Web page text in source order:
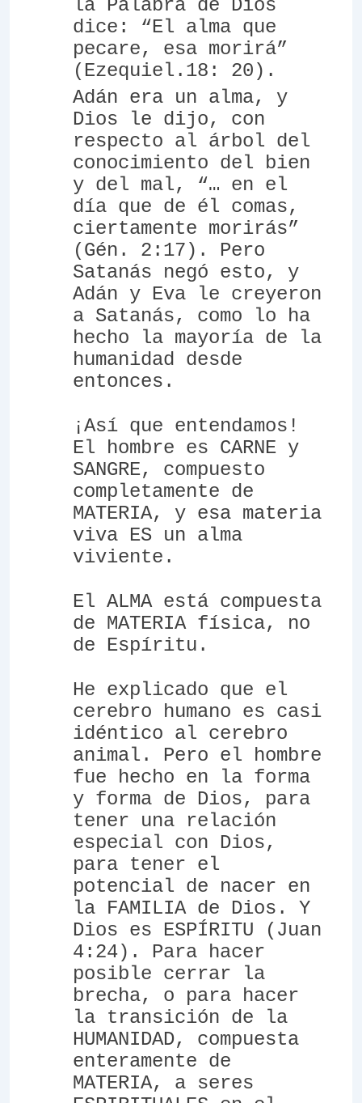
la Palabra de Dios
dice: “El alma que
pecare, esa morirá”
(Ezequiel.18: 20).
Adán era un alma, y
Dios le dijo, con
respecto al árbol del
conocimiento del bien
y del mal, “… en el
día que de él comas,
ciertamente morirás”
(Gén. 2:17). Pero
Satanás negó esto, y
Adán y Eva le creyeron
a Satanás, como lo ha
hecho la mayoría de la
humanidad desde
entonces.
¡Así que entendamos!
El hombre es CARNE y
SANGRE, compuesto
completamente de
MATERIA, y esa materia
viva ES un alma
viviente.
El ALMA está compuesta
de MATERIA física, no
de Espíritu.
He explicado que el
cerebro humano es casi
idéntico al cerebro
animal. Pero el hombre
fue hecho en la forma
y forma de Dios, para
tener una relación
especial con Dios,
para tener el
potencial de nacer en
la FAMILIA de Dios. Y
Dios es ESPÍRITU (Juan
4:24). Para hacer
posible cerrar la
brecha, o para hacer
la transición de la
HUMANIDAD, compuesta
enteramente de
MATERIA, a seres